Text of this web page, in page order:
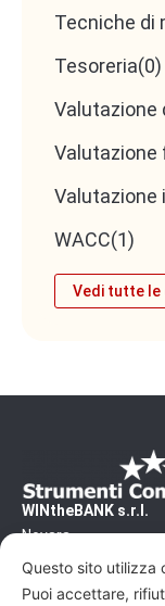
Tecniche di
Tesoreria(0)
Valutazione
Valutazione
WACC(1)
Vedi tutte le
WINtheBANK s.r.l.
Novara
CF/PI 02500460031
Capitale Sociale:
Questo sito utilizza
Puoi accettare,